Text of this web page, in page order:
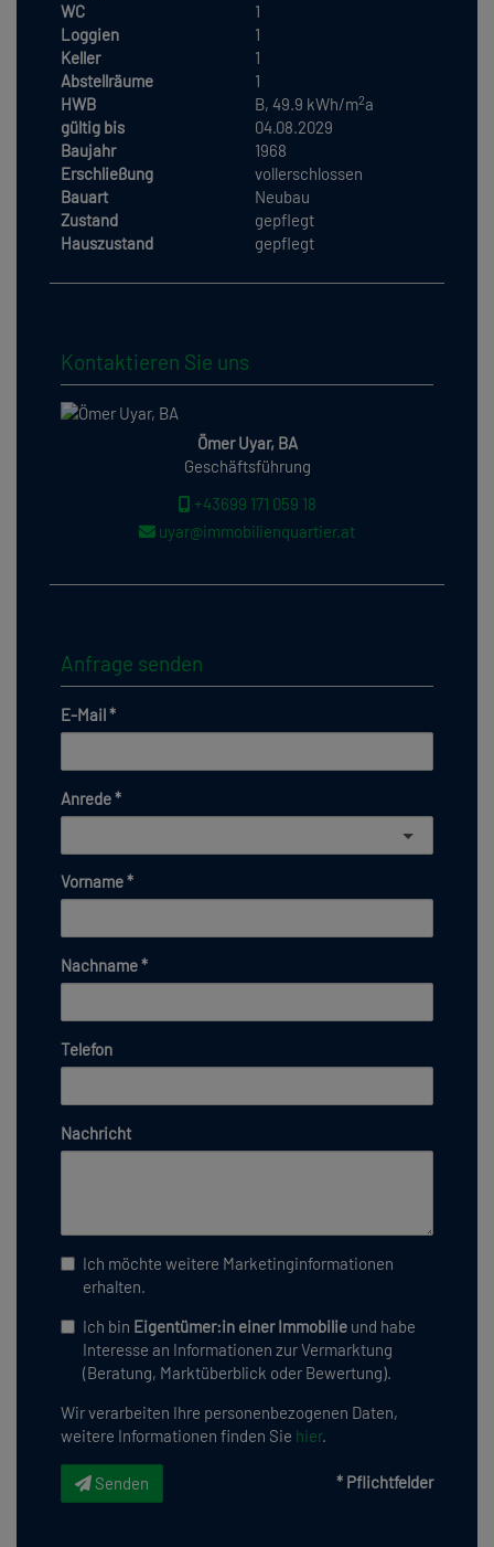
WC
1
Loggien
1
Keller
1
Abstellräume
1
HWB
B, 49.9 kWh/m2a
gültig bis
04.08.2029
Baujahr
1968
Erschließung
vollerschlossen
Bauart
Neubau
Zustand
gepflegt
Hauszustand
gepflegt
Kontaktieren Sie uns
Ömer Uyar, BA
Geschäftsführung
+43699 171 059 18
uyar@immobilienquartier.at
Anfrage senden
E-Mail
Anrede
Vorname
Nachname
Telefon
Nachricht
Ich möchte weitere Marketinginformationen
erhalten.
Ich bin Eigentümer:in einer Immobilie und habe
Interesse an Informationen zur Vermarktung
(Beratung, Marktüberblick oder Bewertung).
Wir verarbeiten Ihre personenbezogenen Daten,
weitere Informationen finden Sie hier.
Senden * Pflichtfelder